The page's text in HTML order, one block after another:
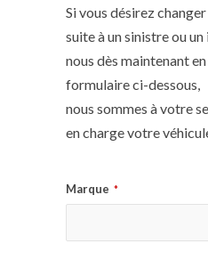
Si vous désirez
suite à un sinistre ou
nous dès maintenant
formulaire ci-dessous,
nous sommes à votre
en charge votre
Marque *